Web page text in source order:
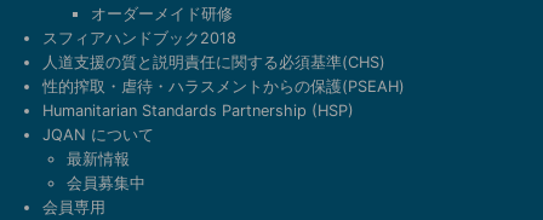
オーダーメイド研修
スフィアハンドブック2018
人道支援の質と説明責任に関する必須基準(CHS)
性的搾取・虐待・ハラスメントからの保護(PSEAH)
Humanitarian Standards Partnership (HSP)
JQAN について
最新情報
会員募集中
会員専用